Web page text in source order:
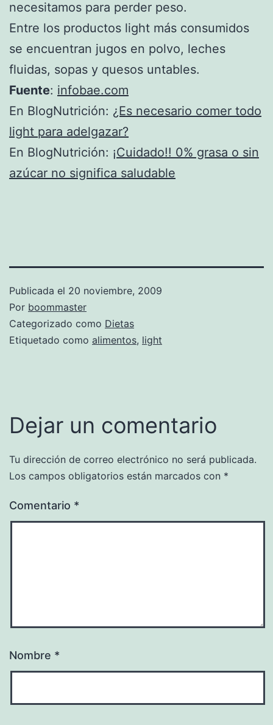
necesitamos para perder peso.
Entre los productos light más consumidos
se encuentran jugos en polvo, leches
fluidas, sopas y quesos untables.
Fuente: infobae.com
En BlogNutrición: ¿Es necesario comer todo
light para adelgazar?
En BlogNutrición: ¡Cuidado!! 0% grasa o sin
azúcar no significa saludable
Publicada el 20 noviembre, 2009
Por boommaster
Categorizado como Dietas
Etiquetado como alimentos, light
Dejar un comentario
Tu dirección de correo electrónico no será publicada.
Los campos obligatorios están marcados con *
Comentario *
Nombre *